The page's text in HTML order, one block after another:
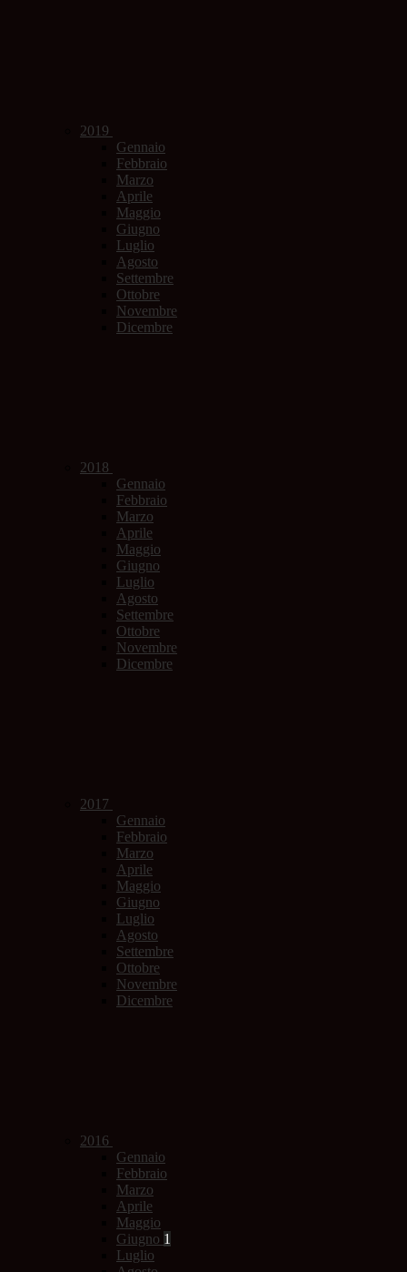
2019
Gennaio
Febbraio
Marzo
Aprile
Maggio
Giugno
Luglio
Agosto
Settembre
Ottobre
Novembre
Dicembre
2018
Gennaio
Febbraio
Marzo
Aprile
Maggio
Giugno
Luglio
Agosto
Settembre
Ottobre
Novembre
Dicembre
2017
Gennaio
Febbraio
Marzo
Aprile
Maggio
Giugno
Luglio
Agosto
Settembre
Ottobre
Novembre
Dicembre
2016
Gennaio
Febbraio
Marzo
Aprile
Maggio
Giugno 1
Luglio